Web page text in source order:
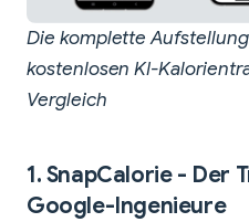
Die komplette
kostenlosen KI-
Vergleich
1. SnapCalorie- Der
Google-Ingenieure